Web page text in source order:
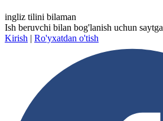
ingliz tilini bilaman
Ish beruvchi bilan bog'lanish uchun saytga
Kirish | Ro'yxatdan o'tish